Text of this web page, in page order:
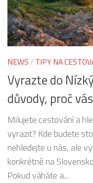
NEWS / TIPY NA
Vyrazte do
důvody, proč
Milujete cestování a
vyrazit? Kde budete
nehledejte u nás, ale
konkrétně na
Pokud váháte a...